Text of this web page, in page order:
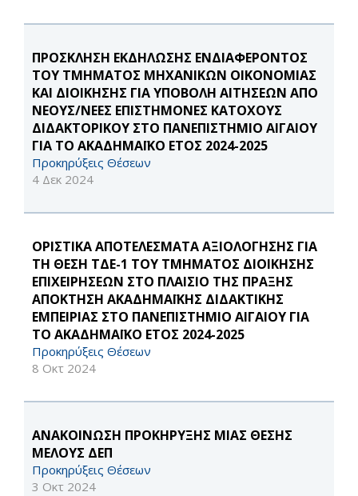
ΠΡΟΣΚΛΗΣΗ ΕΚΔΗΛΩΣΗΣ ΕΝΔΙΑΦΕΡΟΝΤΟΣ
ΤΟΥ ΤΜΗΜΑΤΟΣ ΜΗΧΑΝΙΚΩΝ ΟΙΚΟΝΟΜΙΑΣ
ΚΑΙ ΔΙΟΙΚΗΣΗΣ ΓΙΑ ΥΠΟΒΟΛΗ ΑΙΤΗΣΕΩΝ ΑΠΟ
ΝΕΟΥΣ/ΝΕΕΣ ΕΠΙΣΤΗΜΟΝΕΣ ΚΑΤΟΧΟΥΣ
ΔΙΔΑΚΤΟΡΙΚΟΥ ΣΤΟ ΠΑΝΕΠΙΣΤΗΜΙΟ ΑΙΓΑΙΟΥ
ΓΙΑ ΤΟ ΑΚΑΔΗΜΑΪΚΟ ΕΤΟΣ 2024-2025
Προκηρύξεις Θέσεων
4 Δεκ 2024
ΟΡΙΣΤΙΚΑ ΑΠΟΤΕΛΕΣΜΑΤΑ ΑΞΙΟΛΟΓΗΣΗΣ ΓΙΑ
ΤΗ ΘΕΣΗ ΤΔΕ-1 ΤΟΥ ΤΜΗΜΑΤΟΣ ΔΙΟΙΚΗΣΗΣ
ΕΠΙΧΕΙΡΗΣΕΩΝ ΣΤΟ ΠΛΑΙΣΙΟ ΤΗΣ ΠΡΑΞΗΣ
ΑΠΟΚΤΗΣΗ ΑΚΑΔΗΜΑΪΚΗΣ ΔΙΔΑΚΤΙΚΗΣ
ΕΜΠΕΙΡΙΑΣ ΣΤΟ ΠΑΝΕΠΙΣΤΗΜΙΟ ΑΙΓΑΙΟΥ ΓΙΑ
ΤΟ ΑΚΑΔΗΜΑΪΚΟ ΕΤΟΣ 2024-2025
Προκηρύξεις Θέσεων
8 Οκτ 2024
ΑΝΑΚΟΙΝΩΣΗ ΠΡΟΚΗΡΥΞΗΣ ΜΙΑΣ ΘΕΣΗΣ
ΜΕΛΟΥΣ ΔΕΠ
Προκηρύξεις Θέσεων
3 Οκτ 2024